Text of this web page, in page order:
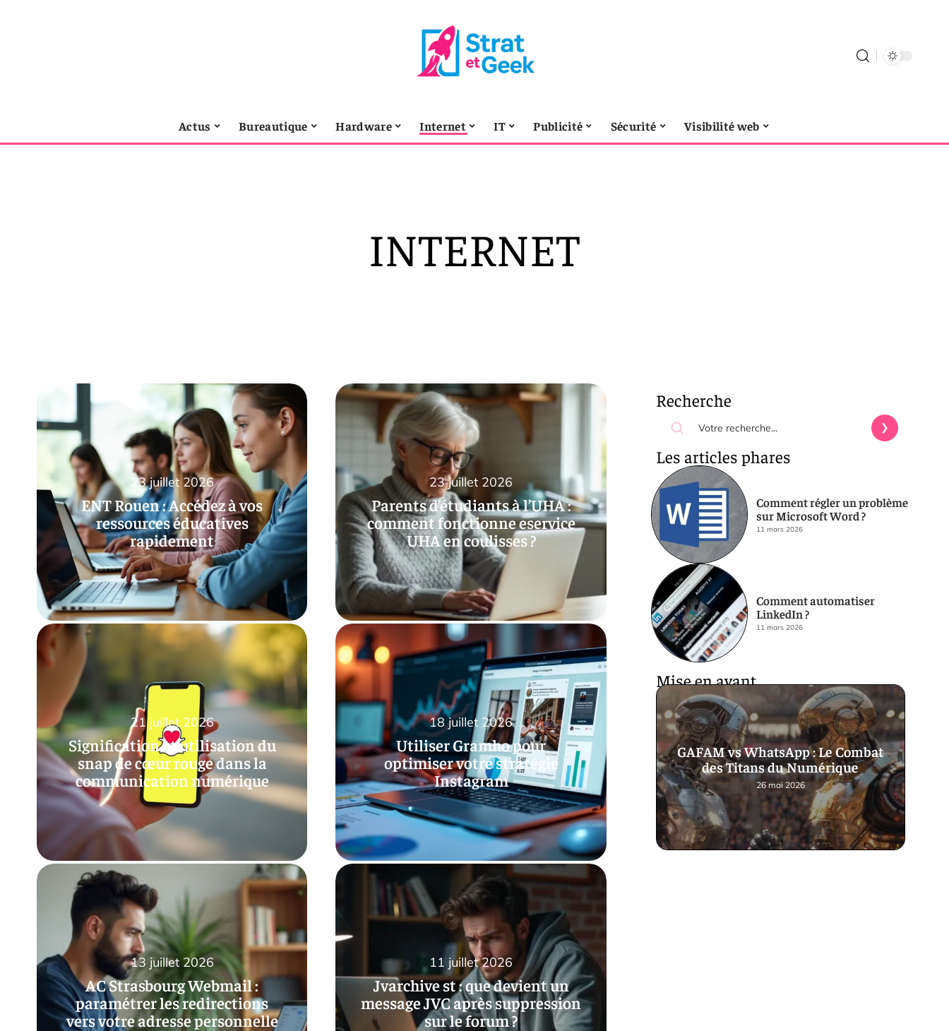
Actus Bureautique Hardware Internet IT Publicité Sécurité Visibilité web
INTERNET
ENT Rouen : Accédez à vos
ressources éducatives
rapidement
23 juillet 2026
Parents d’étudiants à l’UHA :
comment fonctionne eservice
UHA en coulisses ?
23 juillet 2026
Signification et utilisation du
snap de cœur rouge dans la
communication numérique
21 juillet 2026
Utiliser Gramho pour
optimiser votre stratégie
Instagram
18 juillet 2026
AC Strasbourg Webmail :
paramétrer les redirections
vers votre adresse personnelle
13 juillet 2026
Jvarchive st : que devient un
message JVC après suppression
sur le forum ?
11 juillet 2026
Recherche
Les articles phares
Comment régler un problème
sur Microsoft Word ?
11 mars 2026
Comment automatiser
LinkedIn ?
11 mars 2026
Mise en avant
GAFAM vs WhatsApp : Le Combat
des Titans du Numérique
26 mai 2026